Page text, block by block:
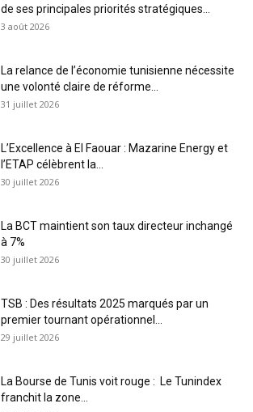
de ses principales priorités stratégiques...
3 août 2026
La relance de l’économie tunisienne nécessite
une volonté claire de réforme...
31 juillet 2026
L’Excellence à El Faouar : Mazarine Energy et
l’ETAP célèbrent la...
30 juillet 2026
La BCT maintient son taux directeur inchangé
à 7%
30 juillet 2026
TSB : Des résultats 2025 marqués par un
premier tournant opérationnel...
29 juillet 2026
La Bourse de Tunis voit rouge : Le Tunindex
franchit la zone...